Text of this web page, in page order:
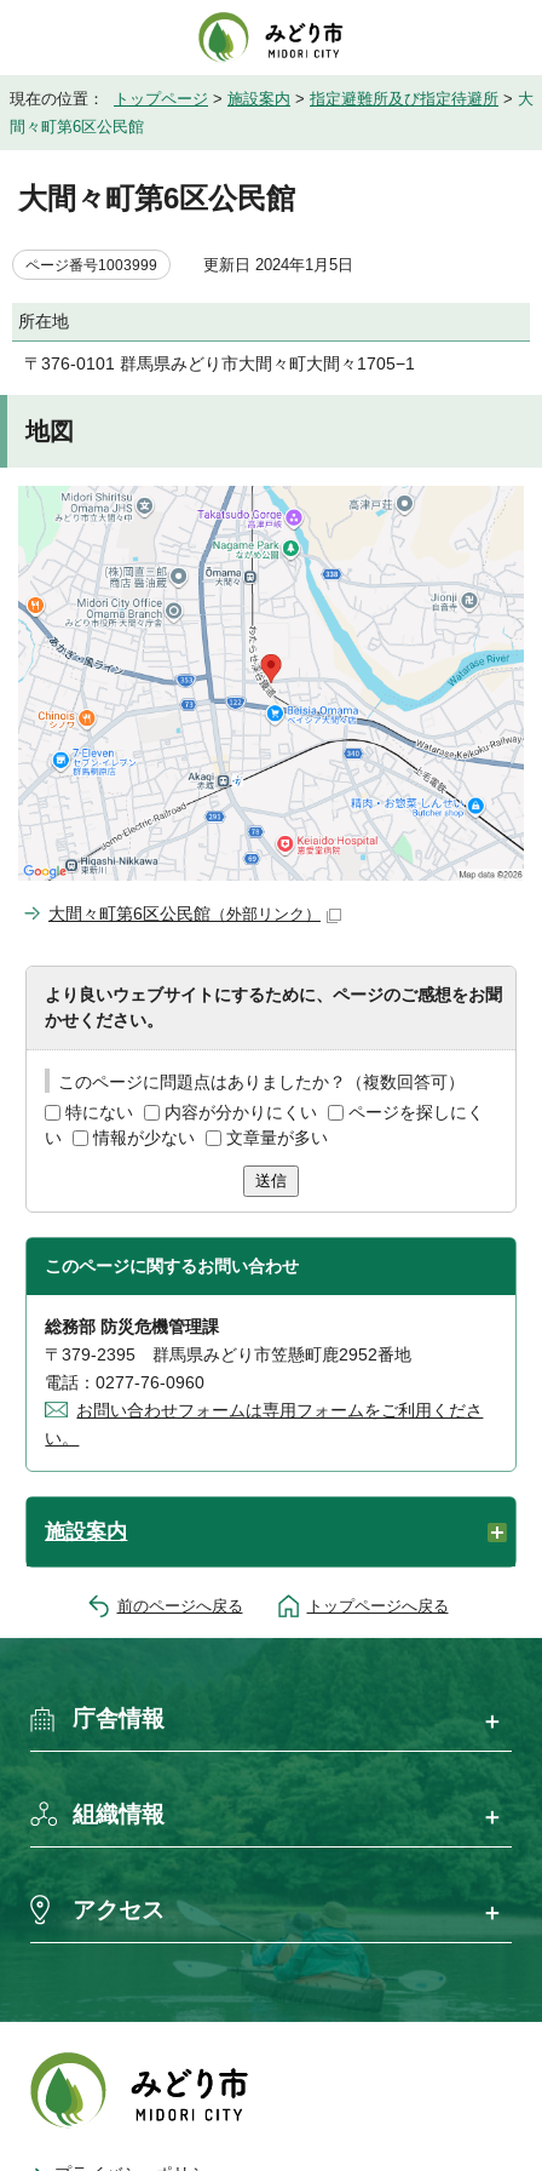
現在の位置： トップページ > 施設案内 > 指定避難所及び指定待避所 > 大
間々町第6区公民館
大間々町第6区公民館
ページ番号1003999 更新日 2024年1月5日
所在地
〒376-0101 群馬県みどり市大間々町大間々1705−1
地図
大間々町第6区公民館 （外部リンク）
より良いウェブサイトにするために、ページのご感想をお聞
かせください。
このページに問題点はありましたか？（複数回答可）
特にない
内容が分かりにくい
ページを探しにく
い
情報が少ない 文章量が多い
送信
このページに関するお問い合わせ
総務部 防災危機管理課
〒379-2395 群馬県みどり市笠懸町鹿2952番地
電話：0277-76-0960
お問い合わせフォームは専用フォームをご利用くださ
い。
施設案内
前のページへ戻る トップページへ戻る
庁舎情報
組織情報
アクセス